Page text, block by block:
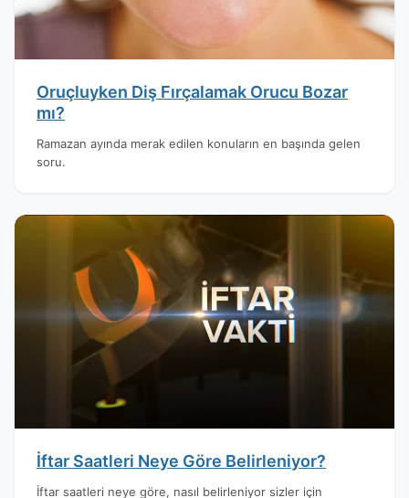
Oruçluyken Diş Fırçalamak Orucu Bozar
mı?
Ramazan ayında merak edilen konuların en başında gelen
soru.
İftar Saatleri Neye Göre Belirleniyor?
İftar saatleri neye göre, nasıl belirleniyor sizler için